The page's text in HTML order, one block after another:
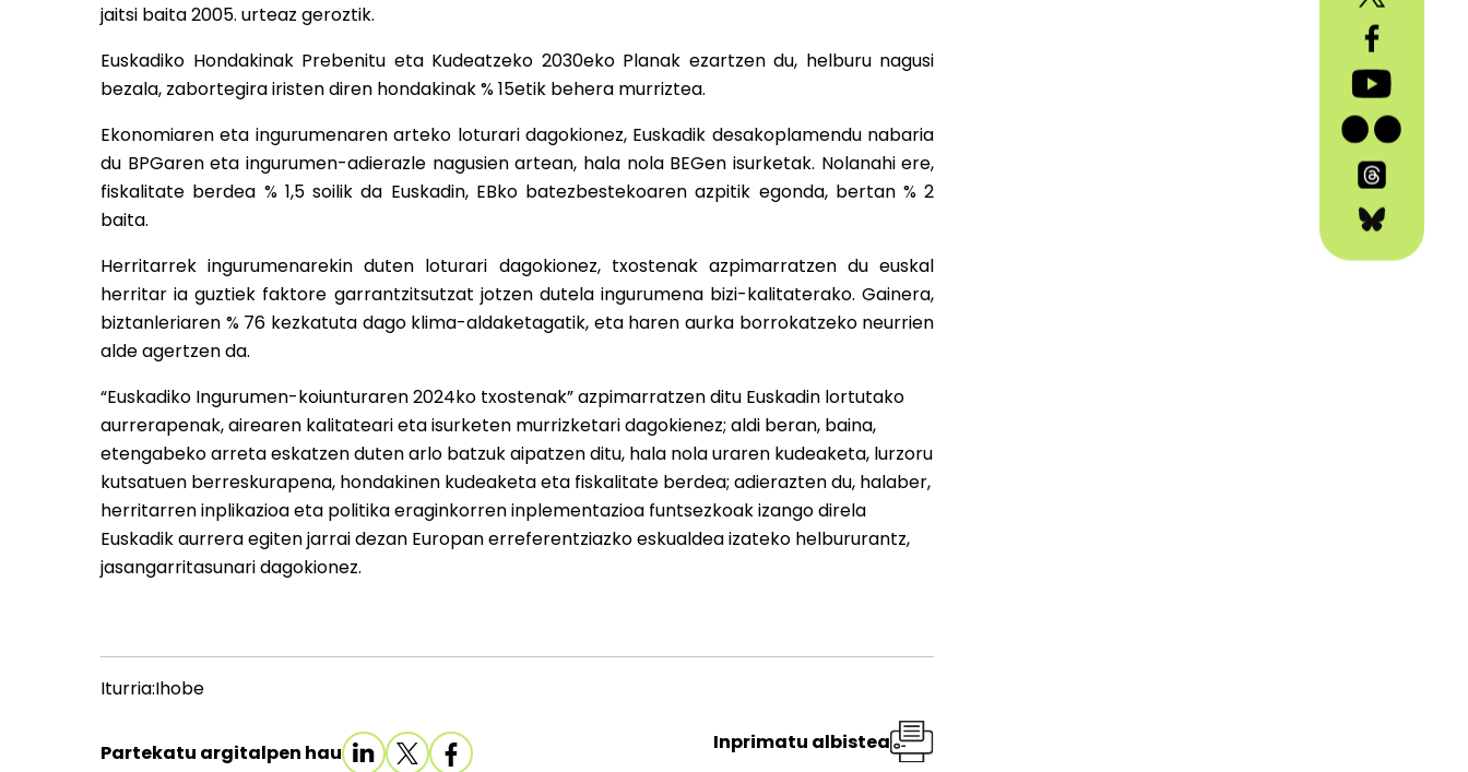
jaitsi baita 2005. urteaz geroztik.
Euskadiko Hondakinak Prebenitu eta Kudeatzeko 2030eko Planak ezartzen du, helburu nagusi
bezala, zabortegira iristen diren hondakinak % 15etik behera murriztea.
Ekonomiaren eta ingurumenaren arteko loturari dagokionez, Euskadik desakoplamendu nabaria
du BPGaren eta ingurumen-adierazle nagusien artean, hala nola BEGen isurketak. Nolanahi ere,
fiskalitate berdea % 1,5 soilik da Euskadin, EBko batezbestekoaren azpitik egonda, bertan % 2
baita.
Herritarrek ingurumenarekin duten loturari dagokionez, txostenak azpimarratzen du euskal
herritar ia guztiek faktore garrantzitsutzat jotzen dutela ingurumena bizi-kalitaterako. Gainera,
biztanleriaren % 76 kezkatuta dago klima-aldaketagatik, eta haren aurka borrokatzeko neurrien
alde agertzen da.
“Euskadiko Ingurumen-koiunturaren 2024ko txostenak” azpimarratzen ditu Euskadin lortutako
aurrerapenak, airearen kalitateari eta isurketen murrizketari dagokienez; aldi beran, baina,
etengabeko arreta eskatzen duten arlo batzuk aipatzen ditu, hala nola uraren kudeaketa, lurzoru
kutsatuen berreskurapena, hondakinen kudeaketa eta fiskalitate berdea; adierazten du, halaber,
herritarren inplikazioa eta politika eraginkorren inplementazioa funtsezkoak izango direla
Euskadik aurrera egiten jarrai dezan Europan erreferentziazko eskualdea izateko helbururantz,
jasangarritasunari dagokionez.
Iturria:Ihobe
Partekatu argitalpen hau Inprimatu albistea